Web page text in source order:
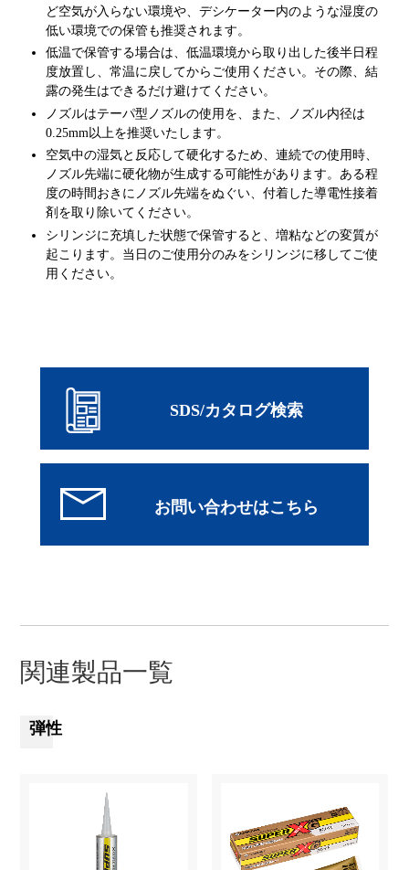
ど空気が入らない環境や、デシケーター内のような湿度の
低い環境での保管も推奨されます。
低温で保管する場合は、低温環境から取り出した後半日程
度放置し、常温に戻してからご使用ください。その際、結
露の発生はできるだけ避けてください。
ノズルはテーパ型ノズルの使用を、また、ノズル内径は
0.25mm以上を推奨いたします。
空気中の湿気と反応して硬化するため、連続での使用時、
ノズル先端に硬化物が生成する可能性があります。ある程
度の時間おきにノズル先端をぬぐい、付着した導電性接着
剤を取り除いてください。
シリンジに充填した状態で保管すると、増粘などの変質が
起こります。当日のご使用分のみをシリンジに移してご使
用ください。
SDS/カタログ検索
関連製品一覧
弾性